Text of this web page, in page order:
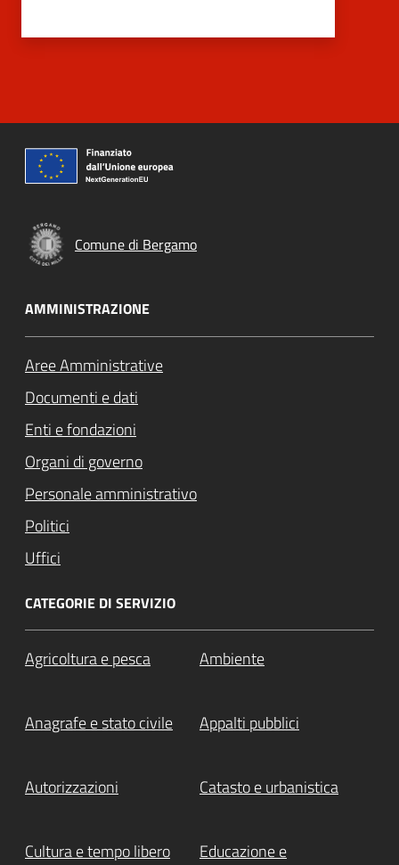
Comune di Bergamo
AMMINISTRAZIONE
Aree Amministrative
Documenti e dati
Enti e fondazioni
Organi di governo
Personale amministrativo
Politici
Uffici
CATEGORIE DI SERVIZIO
Agricoltura e pesca Ambiente
Anagrafe e stato civile Appalti pubblici
Autorizzazioni Catasto e urbanistica
Cultura e tempo libero
Educazione e